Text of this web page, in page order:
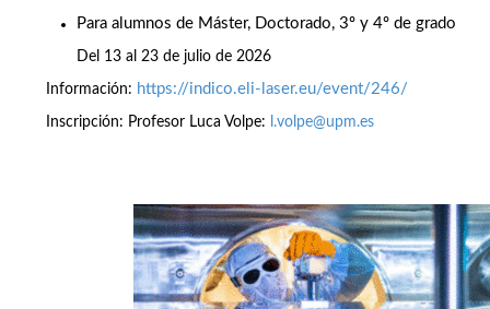
Para alumnos de Máster, Doctorado, 3º y 4º de grado
Del 13 al 23 de julio de 2026
Información: https://indico.eli-laser.eu/event/246/
Inscripción: Profesor Luca Volpe: l.volpe@upm.es